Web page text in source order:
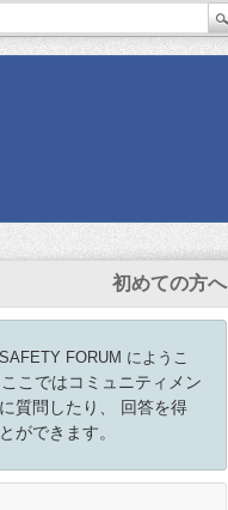
初めての方へ
FORUM にようこ
ここではコミュニティメン
質問したり、 回答を得
ができます。